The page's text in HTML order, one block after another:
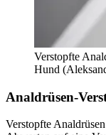
Verstopfte
Hund (
Analdrüsen-
Verstopfte